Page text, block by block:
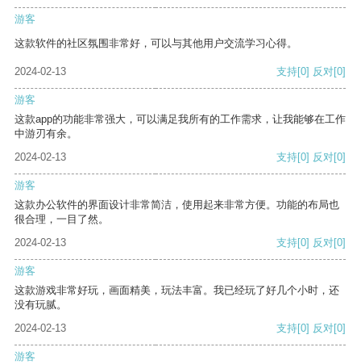
游客
这款软件的社区氛围非常好，可以与其他用户交流学习心得。
2024-02-13 支持[0] 反对[0]
游客
这款app的功能非常强大，可以满足我所有的工作需求，让我能够在工作
中游刃有余。
2024-02-13
支持[0] 反对[0]
游客
这款办公软件的界面设计非常简洁，使用起来非常方便。功能的布局也
很合理，一目了然。
2024-02-13
支持[0] 反对[0]
游客
这款游戏非常好玩，画面精美，玩法丰富。我已经玩了好几个小时，还
没有玩腻。
2024-02-13
支持[0] 反对[0]
游客